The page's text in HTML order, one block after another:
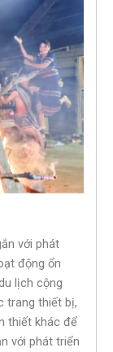
với phát
động ổn
lịch cộng
trang thiết bị,
thiết khác để
với phát triển